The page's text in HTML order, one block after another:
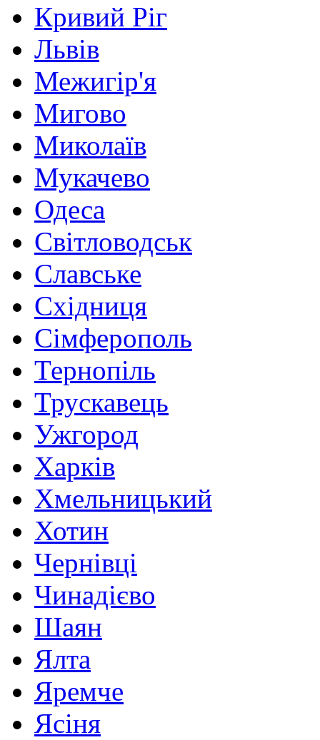
Кривий Ріг
Львів
Межигір'я
Мигово
Миколаїв
Мукачево
Одеса
Світловодськ
Славське
Східниця
Сімферополь
Тернопіль
Трускавець
Ужгород
Харків
Хмельницький
Хотин
Чернівці
Чинадієво
Шаян
Ялта
Яремче
Ясіня